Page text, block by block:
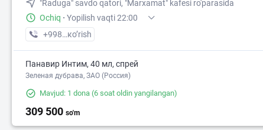
"Raduga" savdo qatori, "Marxamat" kafesi ro'parasida
Ochiq · Yopilish vaqti 22:00
+998 (99) XXX-XX-XX
кo’rish
Панавир Интим, 40 мл, спрей
Зеленая дубрава, ЗАО (Россия)
Mavjud: 1 dona (6 soat oldin yangilangan)
309 500 so'm